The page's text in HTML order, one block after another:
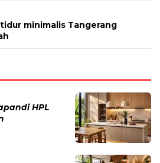
minimalis Tangerang
HPL